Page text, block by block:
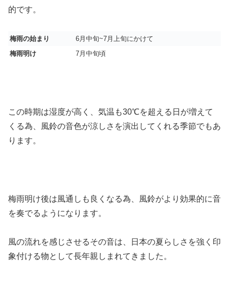
的です。
梅雨の始まり
6月中旬~7月上旬にかけて
梅雨明け
7月中旬頃
この時期は湿度が高く、気温も30℃を超える日が増えて
くる為、風鈴の音色が涼しさを演出してくれる季節でもあ
ります。
梅雨明け後は風通しも良くなる為、風鈴がより効果的に音
を奏でるようになります。
風の流れを感じさせるその音は、日本の夏らしさを強く印
象付ける物として長年親しまれてきました。